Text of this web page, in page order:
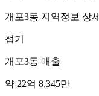
개포3동 지역정보 상세
접기
개포3동 매출
약 22억 8,345만